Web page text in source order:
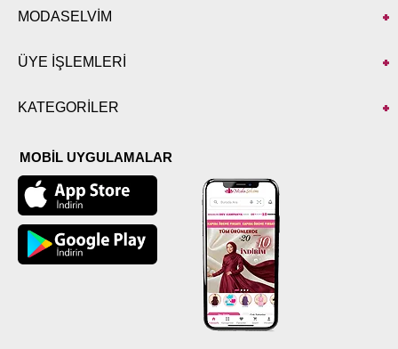
MODASELVİM
ÜYE İŞLEMLERİ
KATEGORİLER
MOBİL UYGULAMALAR